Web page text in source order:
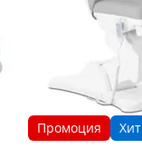
Промоция Хит